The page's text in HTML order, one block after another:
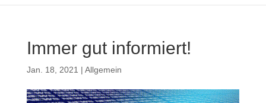
Immer gut informiert!
Jan. 18, 2021 | Allgemein